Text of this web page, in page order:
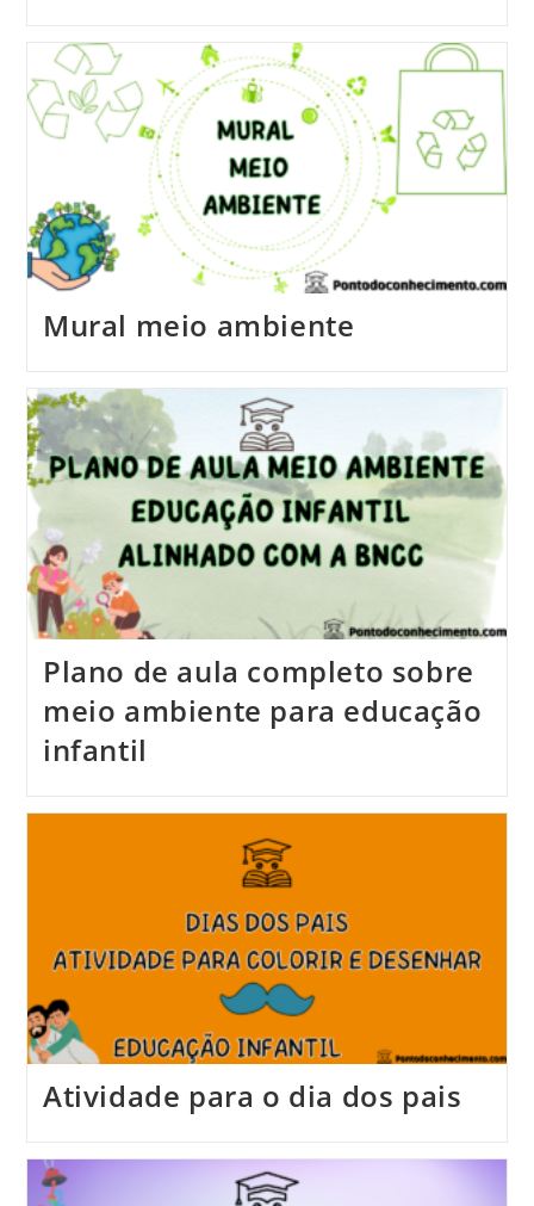
Mural meio ambiente
Plano de aula completo sobre
meio ambiente para educação
infantil
Atividade para o dia dos pais